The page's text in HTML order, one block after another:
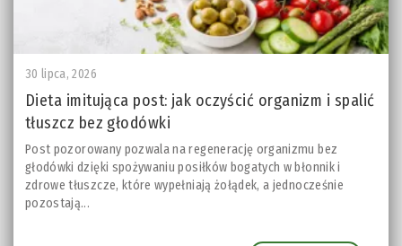
30 lipca, 2026
Dieta imitująca post: jak oczyścić organizm i spalić
tłuszcz bez głodówki
Post pozorowany pozwala na regenerację organizmu bez
głodówki dzięki spożywaniu posiłków bogatych w błonnik i
zdrowe tłuszcze, które wypełniają żołądek, a jednocześnie
pozostają...